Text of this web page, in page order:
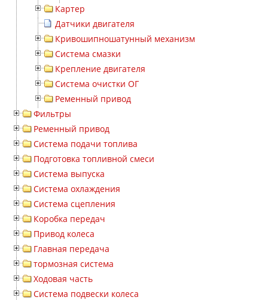
Картер
Датчики двигателя
Кривошипношатунный механизм
Система смазки
Крепление двигателя
Система очистки ОГ
Ременный привод
Фильтры
Ременный привод
Система подачи топлива
Подготовка топливной смеси
Система выпуска
Система охлаждения
Система сцепления
Коробка передач
Привод колеса
Главная передача
тормозная система
Ходовая часть
Система подвески колеса